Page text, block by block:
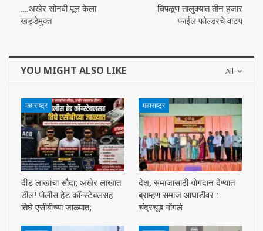
….अखेर सोनवी पूल केला
खड्डेमुक्त
चिपळूण तालुक्यात तीन हजार
फाईल फोल्डरचे वाटप
All
YOU MIGHT ALSO LIKE
महाराष्ट्र
दीड लाखांचा सौदा; अखेर लाखात
डील! पोलीस हेड कॉन्स्टेबलसह
तिघे एसीबीच्या जाळ्यात;
महाराष्ट्र
देश, समाजासाठी याेगदान देण्यात
ब्राम्हण समाज आघाडीवर :
चंद्रचूड गाेंगले